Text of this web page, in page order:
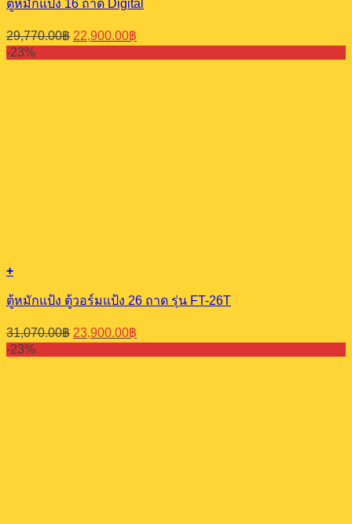
ตู้หมักแป้ง 16 ถาด Digital
29,770.00฿ Original
price
was:
22,900.00฿
price
is:
-23%
+
ตู้หมักแป้ง ตู้วอร์มแป้ง 26 ถาด รุ่น FT-26T
31,070.00฿ Original
price
was:
23,900.00฿
price
is:
-23%